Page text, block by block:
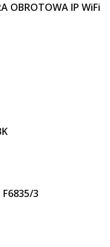
OBROTOWA IP WiFi
3